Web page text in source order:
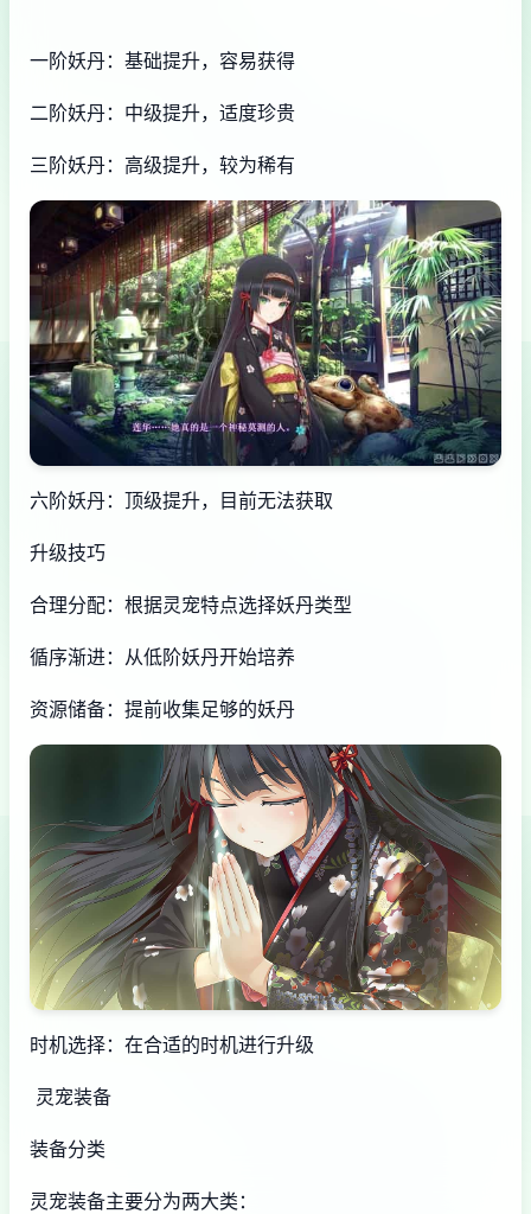
一阶妖丹：基础提升，容易获得
二阶妖丹：中级提升，适度珍贵
三阶妖丹：高级提升，较为稀有
六阶妖丹：顶级提升，目前无法获取
升级技巧
合理分配：根据灵宠特点选择妖丹类型
循序渐进：从低阶妖丹开始培养
资源储备：提前收集足够的妖丹
时机选择：在合适的时机进行升级
灵宠装备
装备分类
灵宠装备主要分为两大类：